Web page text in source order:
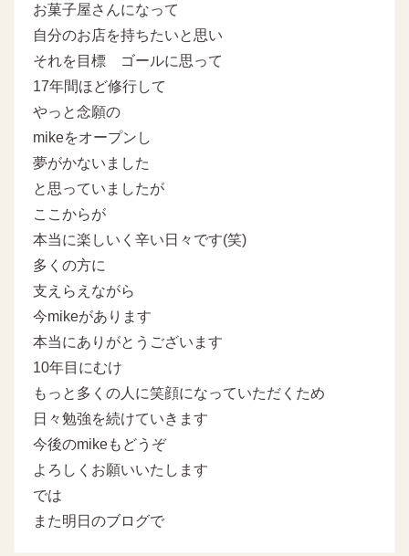
お菓子屋さんになって
自分のお店を持ちたいと思い
それを目標 ゴールに思って
17年間ほど修行して
やっと念願の
mikeをオープンし
夢がかないました
と思っていましたが
ここからが
本当に楽しいく辛い日々です(笑)
多くの方に
支えらえながら
今mikeがあります
本当にありがとうございます
10年目にむけ
もっと多くの人に笑顔になっていただくため
日々勉強を続けていきます
今後のmikeもどうぞ
よろしくお願いいたします
では
また明日のブログで